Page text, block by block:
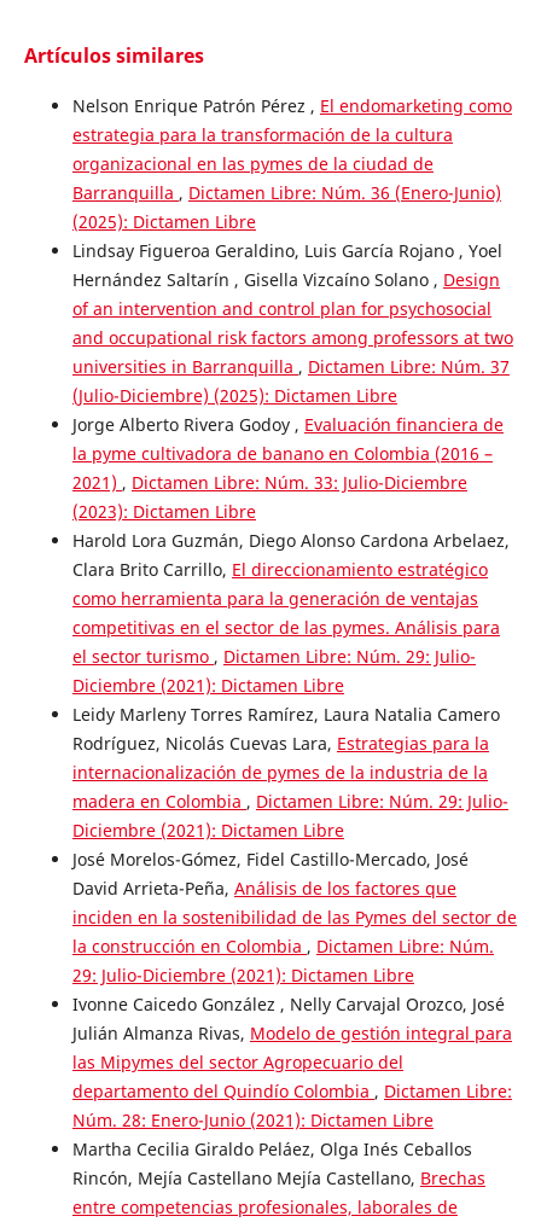
Artículos similares
Nelson Enrique Patrón Pérez , El endomarketing como
estrategia para la transformación de la cultura
organizacional en las pymes de la ciudad de
Barranquilla , Dictamen Libre: Núm. 36 (Enero-Junio)
(2025): Dictamen Libre
Lindsay Figueroa Geraldino, Luis García Rojano , Yoel
Hernández Saltarín , Gisella Vizcaíno Solano , Design
of an intervention and control plan for psychosocial
and occupational risk factors among professors at two
universities in Barranquilla , Dictamen Libre: Núm. 37
(Julio-Diciembre) (2025): Dictamen Libre
Jorge Alberto Rivera Godoy , Evaluación financiera de
la pyme cultivadora de banano en Colombia (2016 –
2021) , Dictamen Libre: Núm. 33: Julio-Diciembre
(2023): Dictamen Libre
Harold Lora Guzmán, Diego Alonso Cardona Arbelaez,
Clara Brito Carrillo, El direccionamiento estratégico
como herramienta para la generación de ventajas
competitivas en el sector de las pymes. Análisis para
el sector turismo , Dictamen Libre: Núm. 29: Julio-
Diciembre (2021): Dictamen Libre
Leidy Marleny Torres Ramírez, Laura Natalia Camero
Rodríguez, Nicolás Cuevas Lara, Estrategias para la
internacionalización de pymes de la industria de la
madera en Colombia , Dictamen Libre: Núm. 29: Julio-
Diciembre (2021): Dictamen Libre
José Morelos-Gómez, Fidel Castillo-Mercado, José
David Arrieta-Peña, Análisis de los factores que
inciden en la sostenibilidad de las Pymes del sector de
la construcción en Colombia , Dictamen Libre: Núm.
29: Julio-Diciembre (2021): Dictamen Libre
Ivonne Caicedo González , Nelly Carvajal Orozco, José
Julián Almanza Rivas, Modelo de gestión integral para
las Mipymes del sector Agropecuario del
departamento del Quindío Colombia , Dictamen Libre:
Núm. 28: Enero-Junio (2021): Dictamen Libre
Martha Cecilia Giraldo Peláez, Olga Inés Ceballos
Rincón, Mejía Castellano Mejía Castellano, Brechas
entre competencias profesionales, laborales de